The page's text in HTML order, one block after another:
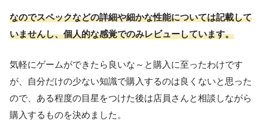
なのでスペックなどの詳細や細かな性能については記載して
いませんし、個人的な感覚でのみレビューしています。
気軽にゲームができたら良いな～と購入に至ったわけです
が、自分だけの少ない知識で購入するのは良くないと思った
ので、ある程度の目星をつけた後は店員さんと相談しながら
購入するものを決めました。